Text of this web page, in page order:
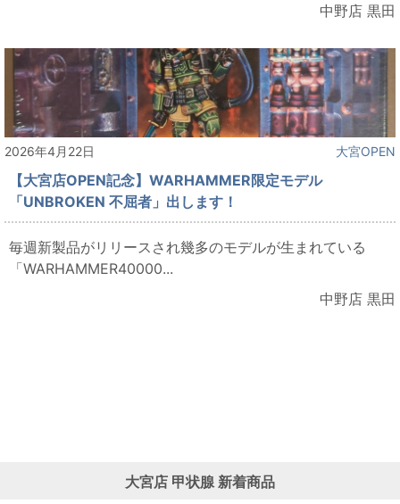
中野店 黒田
2026年4月22日 大宮OPEN
【大宮店OPEN記念】WARHAMMER限定モデル
「UNBROKEN 不屈者」出します！
毎週新製品がリリースされ幾多のモデルが生まれている
「WARHAMMER40000...
中野店 黒田
大宮店 甲状腺 新着商品